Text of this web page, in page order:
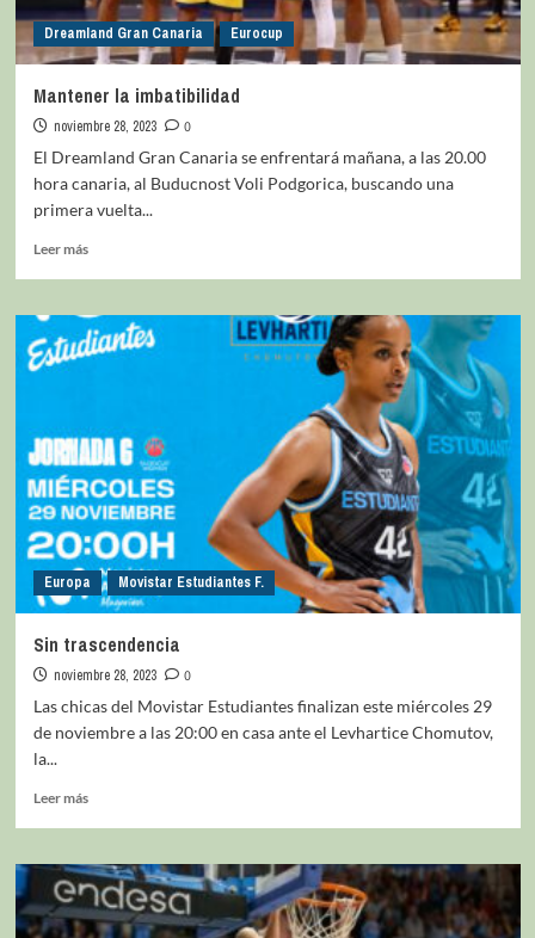
Dreamland Gran Canaria Eurocup
Mantener la imbatibilidad
noviembre 28, 2023
0
El Dreamland Gran Canaria se enfrentará mañana, a las 20.00
hora canaria, al Buducnost Voli Podgorica, buscando una
primera vuelta...
Leer más
Europa Movistar Estudiantes F.
Sin trascendencia
noviembre 28, 2023
0
Las chicas del Movistar Estudiantes finalizan este miércoles 29
de noviembre a las 20:00 en casa ante el Levhartice Chomutov,
la...
Leer más